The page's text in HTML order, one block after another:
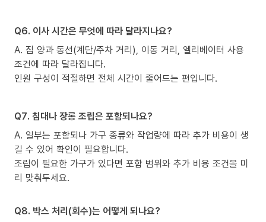
Q6. 이사 시간은 무엇에 따라 달라지나요?
A. 짐 양과 동선(계단/주차 거리), 이동 거리, 엘리베이터 사용
조건에 따라 달라집니다.
인원 구성이 적절하면 전체 시간이 줄어드는 편입니다.
Q7. 침대나 장롱 조립은 포함되나요?
A. 일부는 포함되나 가구 종류와 작업량에 따라 추가 비용이 생
길 수 있어 확인이 필요합니다.
조립이 필요한 가구가 있다면 포함 범위와 추가 비용 조건을 미
리 맞춰두세요.
Q8. 박스 처리(회수)는 어떻게 되나요?